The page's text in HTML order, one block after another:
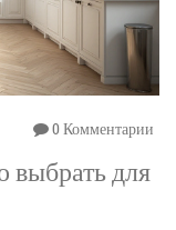
0 Комментарии
выбрать для